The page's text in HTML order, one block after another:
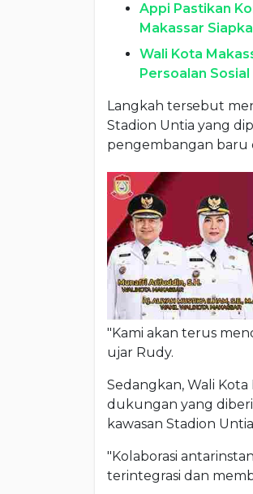
Appi Pastikan
Makassar
Wali Kota
Persoalan Sosial
Langkah tersebut
Stadion Untia yang
pengembangan baru
"Kami akan terus
ujar Rudy.
Sedangkan, Wali
dukungan yang
kawasan Stadion
"Kolaborasi
terintegrasi dan